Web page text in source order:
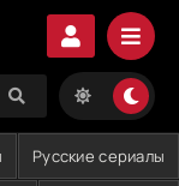
Русские сериалы